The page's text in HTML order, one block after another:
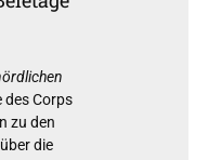
des Corps
zu den
die